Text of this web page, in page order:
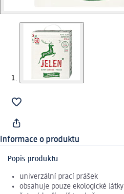
Informace o produktu
Popis produktu
univerzální prací prášek
obsahuje pouze ekologické látky